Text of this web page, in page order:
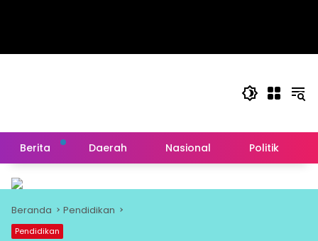
Berita Daerah Nasional Politik
Beranda Pendidikan
Pendidikan